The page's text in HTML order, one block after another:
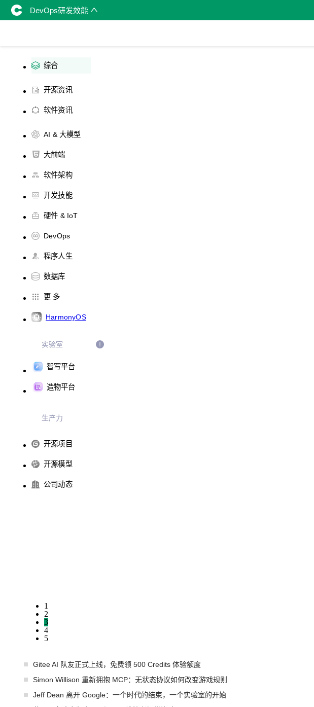
DevOps研发效能
综合
开源资讯
软件资讯
AI & 大模型
大前端
软件架构
开发技能
硬件 & IoT
DevOps
程序人生
数据库
更 多
HarmonyOS
实验室
智写平台
造物平台
生产力
开源项目
开源模型
公司动态
1
2
3
4
5
Gitee AI 队友正式上线，免费领 500 Credits 体验额度
Simon Willison 重新拥抱 MCP：无状态协议如何改变游戏规则
Jeff Dean 离开 Google：一个时代的结束，一个实验室的开始